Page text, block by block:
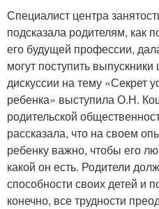
Специалист центра
подсказала родителям, как
его будущей профессии,
могут поступить
дискуссии на тему «Секрет
ребенка» выступила О.Н.
родительской
рассказала, что на своем
ребенку важно, чтобы его
какой он есть. Родители
способности своих детей и
конечно, все трудности